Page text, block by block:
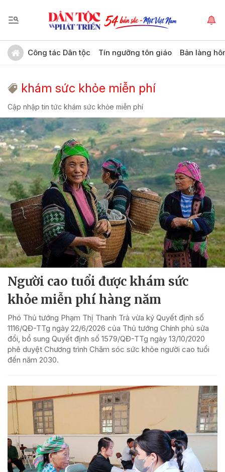
Công tác Dân tộc Tín ngưỡng tôn giáo Bản làng
khám sức khỏe miễn phí
Cập nhập tin tức khám sức khỏe miễn phí
Người cao tuổi được khám sức
khỏe miễn phí hàng năm
Phó Thủ tướng Phạm Thị Thanh Trà vừa ký Quyết định số
1116/QĐ-TTg ngày 22/6/2026 của Thủ tướng Chính phủ sửa
đổi, bổ sung Quyết định số 1579/QĐ-TTg ngày 13/10/2020
phê duyệt Chương trình Chăm sóc sức khỏe người cao tuổi
đến năm 2030.